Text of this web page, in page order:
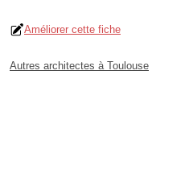
Améliorer cette fiche
Autres architectes à Toulouse